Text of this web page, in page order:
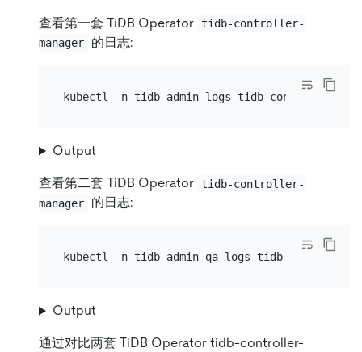
查看第一套 TiDB Operator tidb-controller-
manager
的日志:
Output
查看第二套 TiDB Operator tidb-controller-
manager
的日志:
Output
通过对比两套 TiDB Operator tidb-controller-